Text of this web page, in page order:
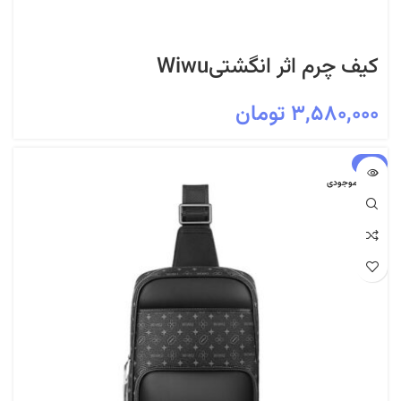
کیف چرم اثر انگشتیWiwu
۳,۵۸۰,۰۰۰ تومان
-6%
اتمام موجودی